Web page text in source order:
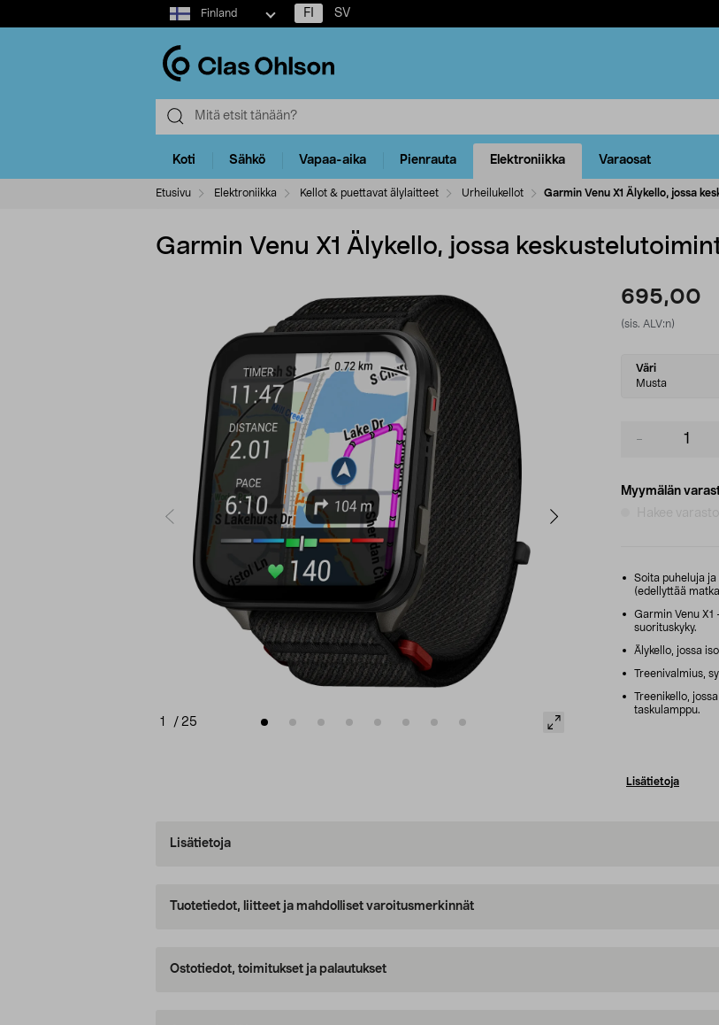
Select
market
Finland FI SV
Koti Sähkö Vapaa-aika Pienrauta Elektroniikka Varaosat
Etusivu Elektroniikka Kellot & puettavat älylaitteet Urheilukellot Garmin Venu X1 Älykello, jossa
Garmin Venu X1 Älykello, jossa
1 / 25
695,00
(sis. ALV:n)
Select
variant
Väri
Musta
Myymälän
Hakee
Soita puheluja
(edellyttää
Garmin Venu
suorituskyky.
Älykello, jossa
Treenivalmius,
Treenikello,
taskulamppu.
Lisätietoja
Lisätietoja
Tuotetiedot, liitteet ja mahdolliset varoitusmerkinnät
Ostotiedot, toimitukset ja palautukset